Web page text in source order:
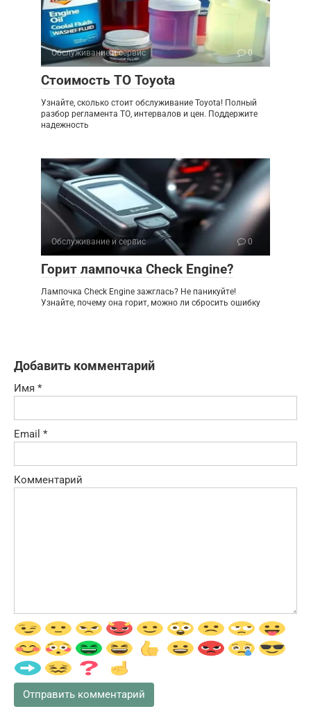
Обслуживание и сервис 0
Стоимость ТО Toyota
Узнайте, сколько стоит обслуживание Toyota! Полный
разбор регламента ТО, интервалов и цен. Поддержите
надежность
Обслуживание и сервис 0
Горит лампочка Check Engine?
Лампочка Check Engine зажглась? Не паникуйте!
Узнайте, почему она горит, можно ли сбросить ошибку
Добавить комментарий
Имя *
Email *
Комментарий